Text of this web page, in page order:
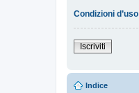
Condizioni d’uso
Iscriviti
Indice